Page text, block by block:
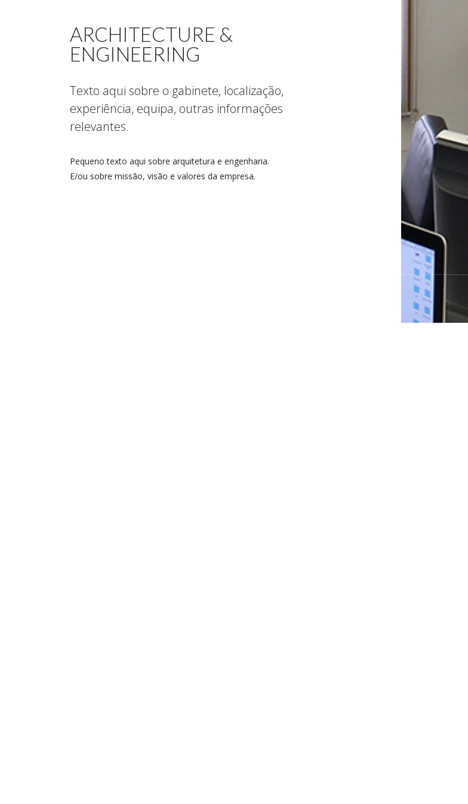
ARCHITECTURE &
ENGINEERING
Texto aqui sobre o gabinete, localização,
experiência, equipa, outras informações
relevantes.
Pequeno texto aqui sobre arquitetura e engenharia.
E/ou sobre missão, visão e valores da empresa.